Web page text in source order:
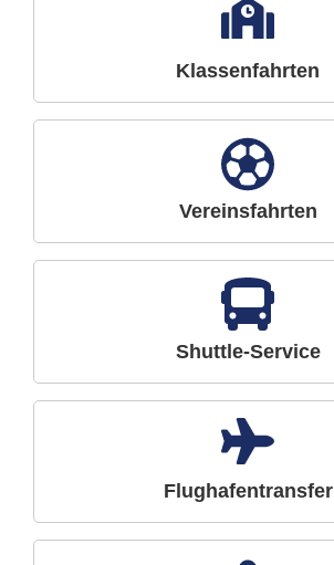
Klassenfahrten
Vereinsfahrten
Shuttle-Service
Flughafentransfer